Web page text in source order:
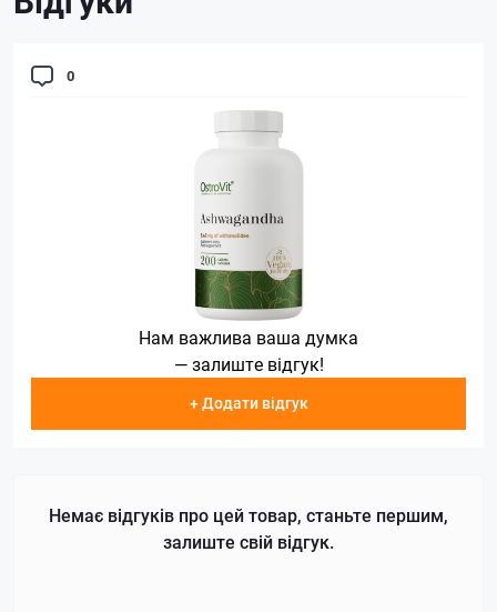
0
Нам важлива ваша думка
— залиште відгук!
+ Додати відгук
Немає відгуків про цей товар, станьте першим,
залиште свій відгук.